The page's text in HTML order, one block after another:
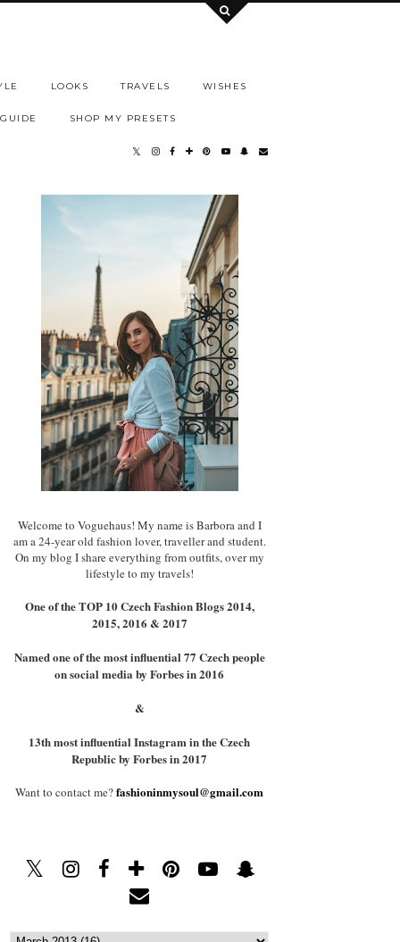
LOOKS TRAVELS WISHES
SHOP MY PRESETS
Welcome to Voguehaus! My name is Barbora and I
am a 24-year old fashion lover, traveller and student.
On my blog I share everything from outfits, over my
lifestyle to my travels!
One of the TOP 10 Czech Fashion Blogs 2014,
2015, 2016 & 2017
Named one of the most influential 77 Czech people
on social media by Forbes in 2016
&
13th most influential Instagram in the Czech
Republic by Forbes in 2017
Want to contact me?fashioninmysoul@gmail.com